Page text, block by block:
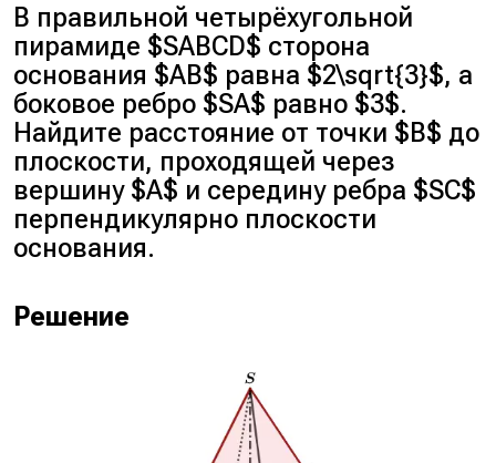
В правильной четырёхугольной
пирамиде $SABCD$ сторона
основания $AB$ равна $2\sqrt{3}$, а
боковое ребро $SA$ равно $3$.
Найдите расстояние от точки $B$ до
плоскости, проходящей через
вершину $A$ и середину ребра $SC$
перпендикулярно плоскости
основания.
Решение